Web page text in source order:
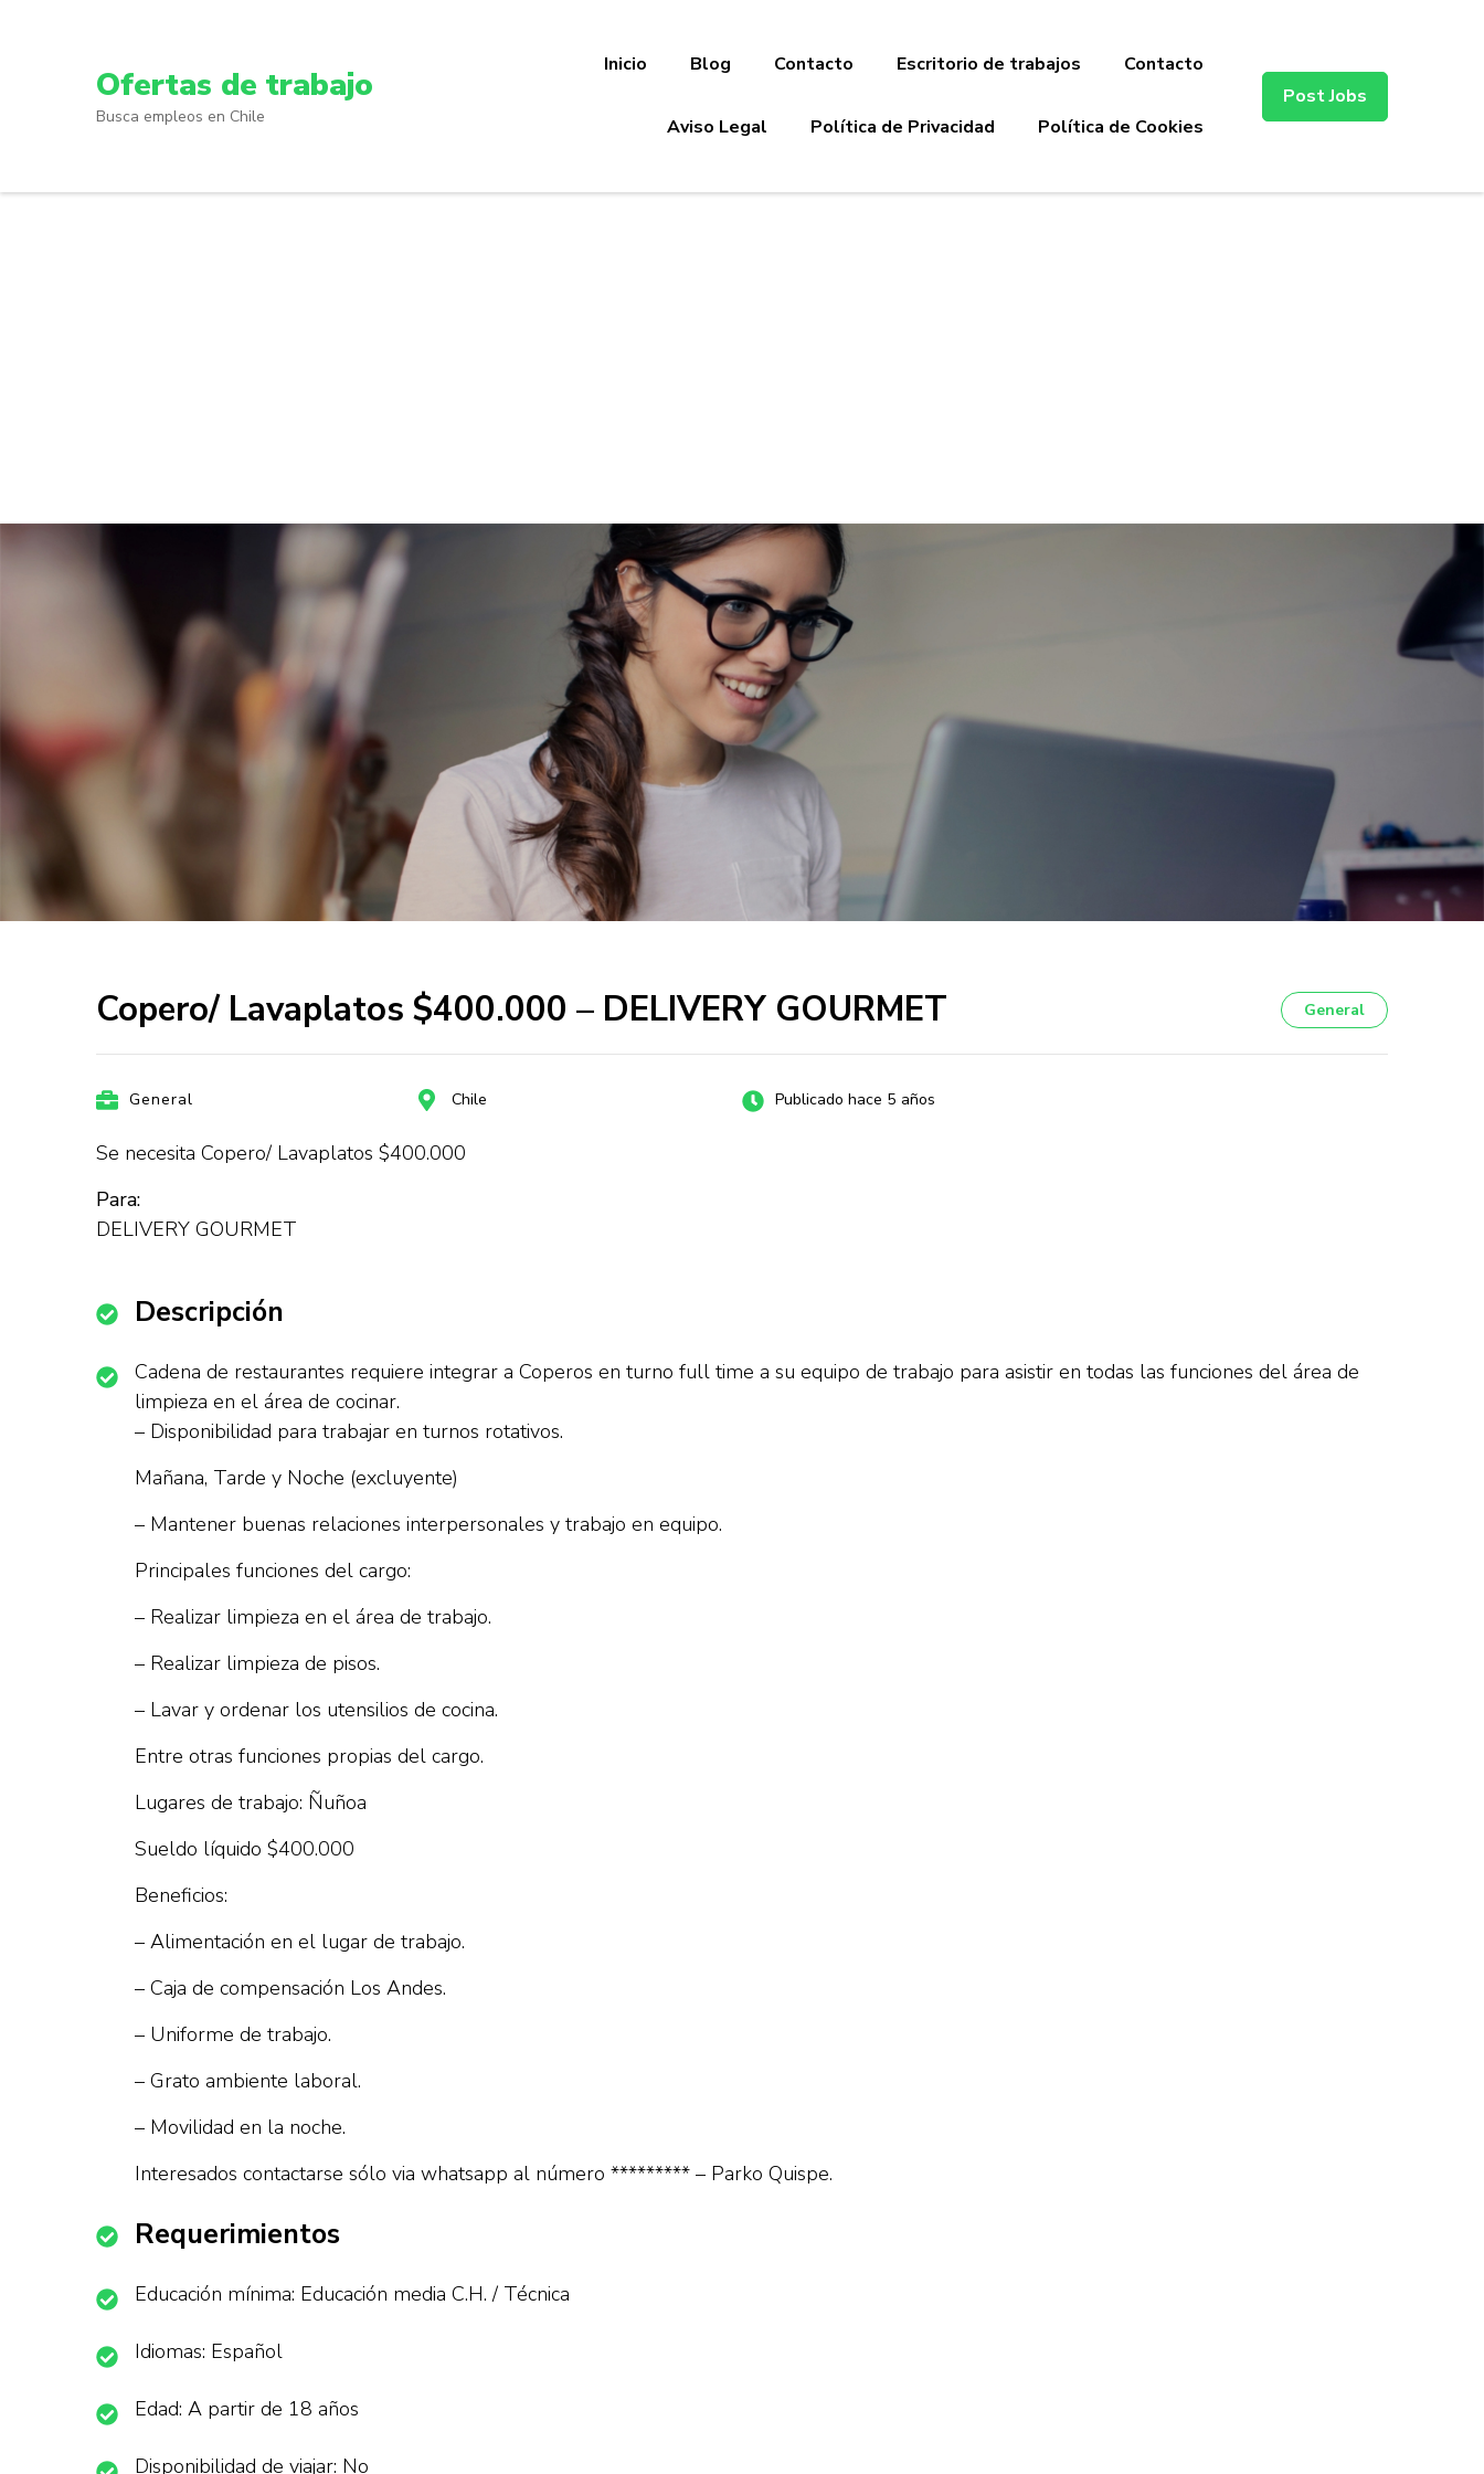
Ofertas de trabajo
Busca empleos en Chile
Inicio Blog Contacto Escritorio de trabajos Contacto
Aviso Legal Política de Privacidad Política de Cookies
Post Jobs
Copero/ Lavaplatos $400.000 – DELIVERY GOURMET General
General Chile Publicado hace 5 años
Se necesita Copero/ Lavaplatos $400.000
Para:
DELIVERY GOURMET
Descripción
Cadena de restaurantes requiere integrar a Coperos en turno full time a su equipo de trabajo para asistir en todas las funciones del área de
limpieza en el área de cocinar.
– Disponibilidad para trabajar en turnos rotativos.
Mañana, Tarde y Noche (excluyente)
– Mantener buenas relaciones interpersonales y trabajo en equipo.
Principales funciones del cargo:
– Realizar limpieza en el área de trabajo.
– Realizar limpieza de pisos.
– Lavar y ordenar los utensilios de cocina.
Entre otras funciones propias del cargo.
Lugares de trabajo: Ñuñoa
Sueldo líquido $400.000
Beneficios:
– Alimentación en el lugar de trabajo.
– Caja de compensación Los Andes.
– Uniforme de trabajo.
– Grato ambiente laboral.
– Movilidad en la noche.
Interesados contactarse sólo via whatsapp al número ********* – Parko Quispe.
Requerimientos
Educación mínima: Educación media C.H. / Técnica
Idiomas: Español
Edad: A partir de 18 años
Disponibilidad de viajar: No